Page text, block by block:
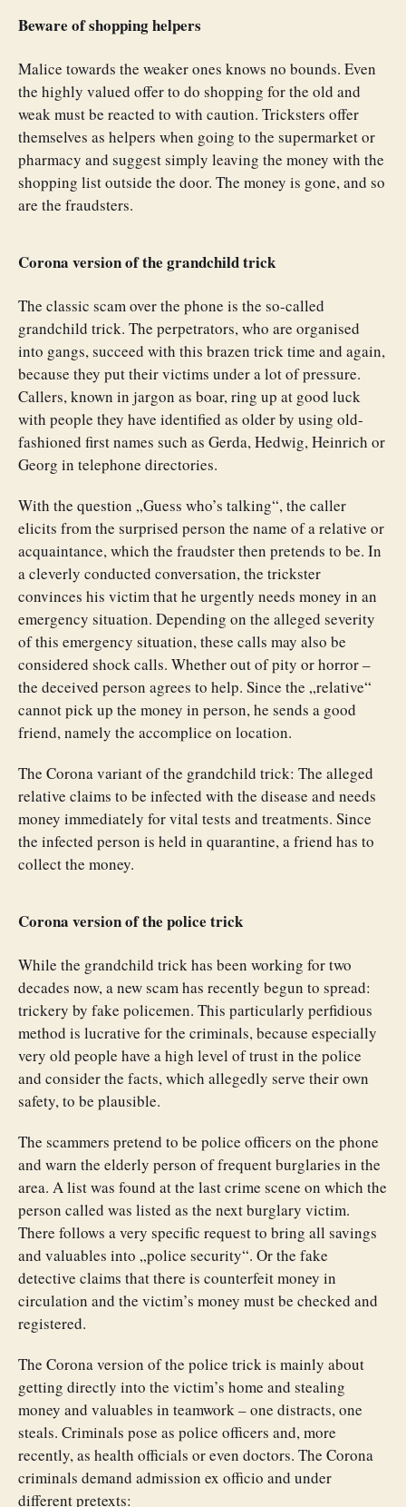
Beware of shopping helpers
Malice towards the weaker ones knows no bounds. Even
the highly valued offer to do shopping for the old and
weak must be reacted to with caution. Tricksters offer
themselves as helpers when going to the supermarket or
pharmacy and suggest simply leaving the money with the
shopping list outside the door. The money is gone, and so
are the fraudsters.
Corona version of the grandchild trick
The classic scam over the phone is the so-called
grandchild trick. The perpetrators, who are organised
into gangs, succeed with this brazen trick time and again,
because they put their victims under a lot of pressure.
Callers, known in jargon as boar, ring up at good luck
with people they have identified as older by using old-
fashioned first names such as Gerda, Hedwig, Heinrich or
Georg in telephone directories.
With the question „Guess who’s talking“, the caller
elicits from the surprised person the name of a relative or
acquaintance, which the fraudster then pretends to be. In
a cleverly conducted conversation, the trickster
convinces his victim that he urgently needs money in an
emergency situation. Depending on the alleged severity
of this emergency situation, these calls may also be
considered shock calls. Whether out of pity or horror –
the deceived person agrees to help. Since the „relative“
cannot pick up the money in person, he sends a good
friend, namely the accomplice on location.
The Corona variant of the grandchild trick: The alleged
relative claims to be infected with the disease and needs
money immediately for vital tests and treatments. Since
the infected person is held in quarantine, a friend has to
collect the money.
Corona version of the police trick
While the grandchild trick has been working for two
decades now, a new scam has recently begun to spread:
trickery by fake policemen. This particularly perfidious
method is lucrative for the criminals, because especially
very old people have a high level of trust in the police
and consider the facts, which allegedly serve their own
safety, to be plausible.
The scammers pretend to be police officers on the phone
and warn the elderly person of frequent burglaries in the
area. A list was found at the last crime scene on which the
person called was listed as the next burglary victim.
There follows a very specific request to bring all savings
and valuables into „police security“. Or the fake
detective claims that there is counterfeit money in
circulation and the victim’s money must be checked and
registered.
The Corona version of the police trick is mainly about
getting directly into the victim’s home and stealing
money and valuables in teamwork – one distracts, one
steals. Criminals pose as police officers and, more
recently, as health officials or even doctors. The Corona
criminals demand admission ex officio and under
different pretexts: